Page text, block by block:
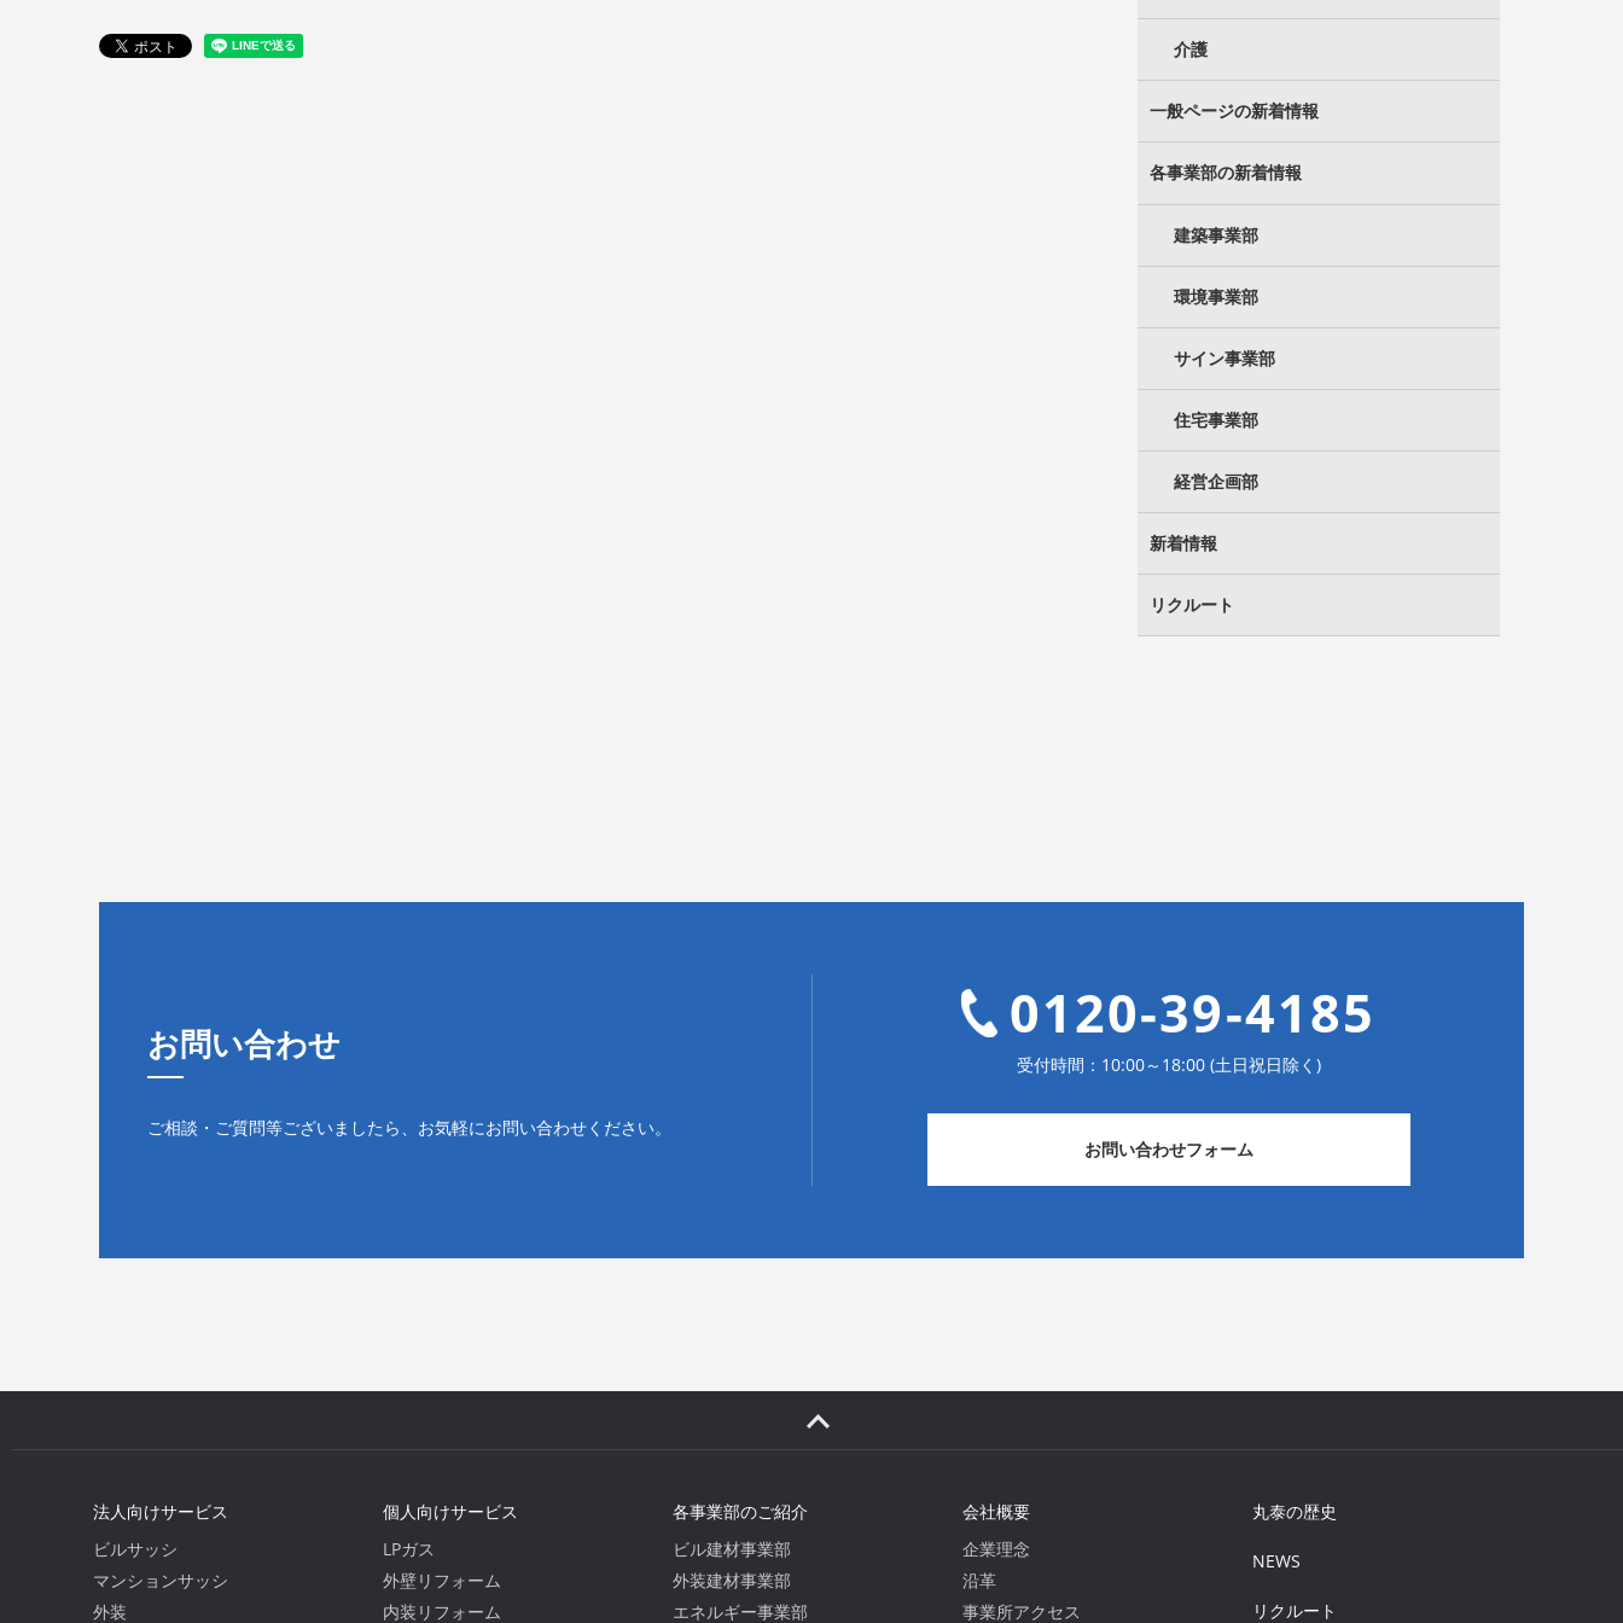
介護
一般ページの新着情報
各事業部の新着情報
建築事業部
環境事業部
サイン事業部
住宅事業部
経営企画部
新着情報
リクルート
お問い合わせ
ご相談・ご質問等ございましたら、お気軽にお問い合わせください。
0120-39-4185
受付時間：10:00～18:00 (土日祝日除く)
お問い合わせフォーム
法人向けサービス
ビルサッシ
マンションサッシ
外装
個人向けサービス
LPガス
外壁リフォーム
内装リフォーム
各事業部のご紹介
ビル建材事業部
外装建材事業部
エネルギー事業部
会社概要
企業理念
沿革
事業所アクセス
丸泰の歴史
NEWS
リクルート